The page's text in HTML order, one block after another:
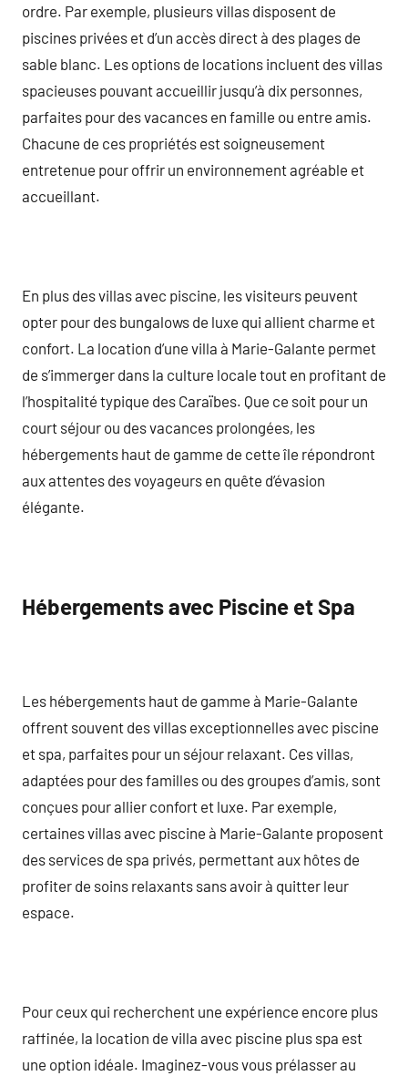
ordre. Par exemple, plusieurs villas disposent de
piscines privées et d’un accès direct à des plages de
sable blanc. Les options de locations incluent des villas
spacieuses pouvant accueillir jusqu’à dix personnes,
parfaites pour des vacances en famille ou entre amis.
Chacune de ces propriétés est soigneusement
entretenue pour offrir un environnement agréable et
accueillant.
En plus des villas avec piscine, les visiteurs peuvent
opter pour des bungalows de luxe qui allient charme et
confort. La location d’une villa à Marie-Galante permet
de s’immerger dans la culture locale tout en profitant de
l’hospitalité typique des Caraïbes. Que ce soit pour un
court séjour ou des vacances prolongées, les
hébergements haut de gamme de cette île répondront
aux attentes des voyageurs en quête d’évasion
élégante.
Hébergements avec Piscine et Spa
Les hébergements haut de gamme à Marie-Galante
offrent souvent des villas exceptionnelles avec piscine
et spa, parfaites pour un séjour relaxant. Ces villas,
adaptées pour des familles ou des groupes d’amis, sont
conçues pour allier confort et luxe. Par exemple,
certaines villas avec piscine à Marie-Galante proposent
des services de spa privés, permettant aux hôtes de
profiter de soins relaxants sans avoir à quitter leur
espace.
Pour ceux qui recherchent une expérience encore plus
raffinée, la location de villa avec piscine plus spa est
une option idéale. Imaginez-vous vous prélasser au